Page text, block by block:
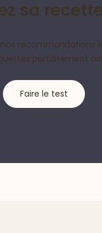
sa
recommandations
parfaitement
Faire le test